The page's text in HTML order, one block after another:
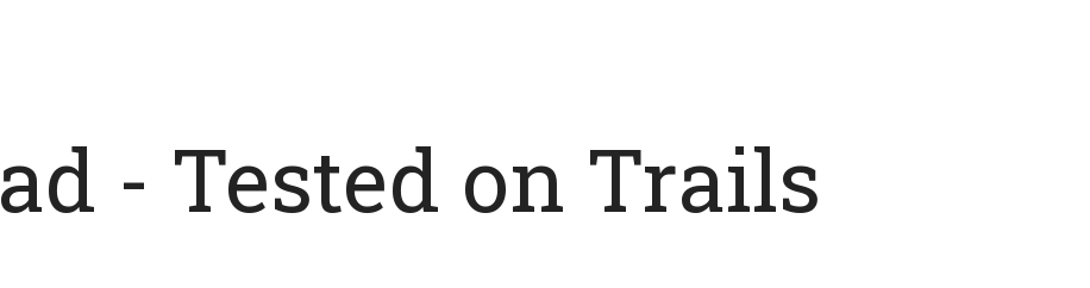
- Tested on Trails